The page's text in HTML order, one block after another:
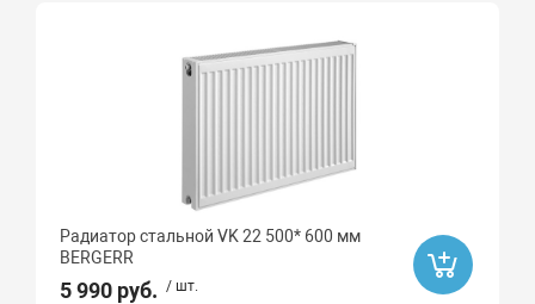
Радиатор стальной VK 22 500* 600 мм
BERGERR
5 990 руб. / шт.